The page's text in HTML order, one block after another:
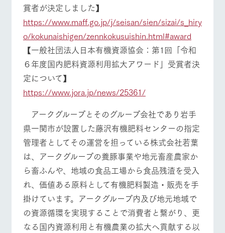
賞者が決定しました】
https://www.maff.go.jp/j/seisan/sien/sizai/s_hiry
o/kokunaishigen/zennkokusuishin.html#award
【一般社団法人日本有機資源協会：第1回「令和
６年度国内肥料資源利用拡大アワード」受賞者決
定について】
https://www.jora.jp/news/25361/
アークグループとそのグループ会社であり岩手
県一関市が設置した藤沢有機肥料センターの指定
管理者としてその運営を担っている株式会社若葉
は、アークグループの養豚事業や地元畜産農家か
ら畜ふんや、地域の食品工場から食品残渣を受入
れ、価値ある原料として有機肥料製造・販売を手
掛けています。アークグループ内及び地元地域で
の資源循環を実現することで消費者と繋がり、更
なる国内資源利用と有機農業の拡大へ貢献する以